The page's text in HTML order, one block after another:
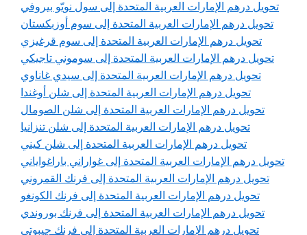
تحويل درهم الإمارات العربية المتحدة إلى سول نويّو بيروفي
تحويل درهم الإمارات العربية المتحدة إلى سوم أوزبكستان
تحويل درهم الإمارات العربية المتحدة إلى سوم قرغيزي
تحويل درهم الإمارات العربية المتحدة إلى سوموني تاجيكي
تحويل درهم الإمارات العربية المتحدة إلى سيدي غاناوي
تحويل درهم الإمارات العربية المتحدة إلى شلن أوغندا
تحويل درهم الإمارات العربية المتحدة إلى شلن الصومال
تحويل درهم الإمارات العربية المتحدة إلى شلن تنزانيا
تحويل درهم الإمارات العربية المتحدة إلى شلن كيني
تحويل درهم الإمارات العربية المتحدة إلى غواراني باراغواياني
تحويل درهم الإمارات العربية المتحدة إلى فرنك القمروني
تحويل درهم الإمارات العربية المتحدة إلى فرنك الكونغو
تحويل درهم الإمارات العربية المتحدة إلى فرنك بوروندي
تحويل درهم الإمارات العربية المتحدة إلى فرنك جيبوتي